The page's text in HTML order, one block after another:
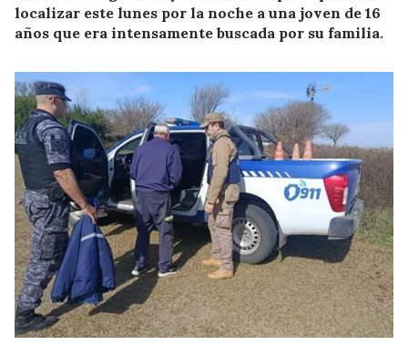
localizar este lunes por la noche a una joven de 16
años que era intensamente buscada por su familia.